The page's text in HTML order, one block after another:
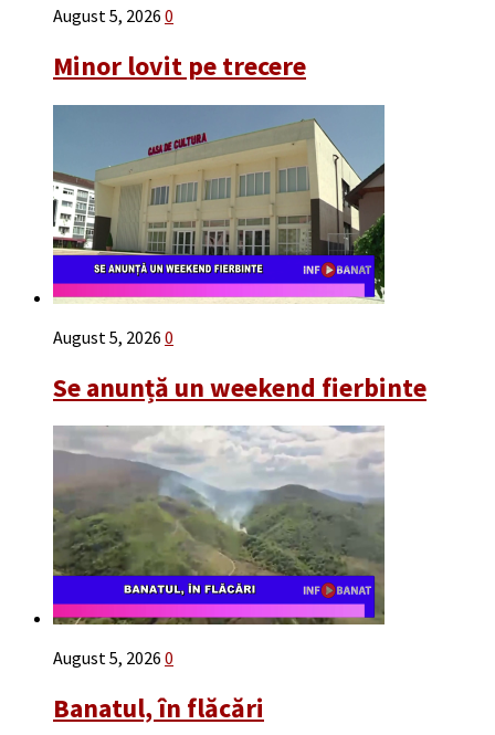
August 5, 2026 0
Minor lovit pe trecere
August 5, 2026 0
Se anunță un weekend fierbinte
August 5, 2026 0
Banatul, în flăcări